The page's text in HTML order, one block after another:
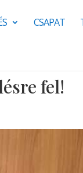
CSAPAT
fel!